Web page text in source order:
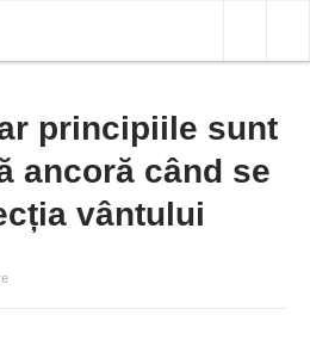
principiile sunt
ancoră când se
vântului